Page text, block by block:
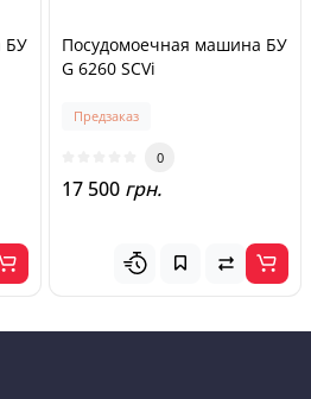
БУ
Посудомоечная машина БУ
G 6260 SCVi
Предзаказ
0
17 500 грн.